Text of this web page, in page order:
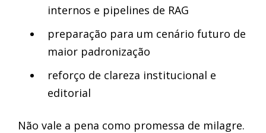
internos e pipelines de RAG
preparação para um cenário futuro de
maior padronização
reforço de clareza institucional e
editorial
Não vale a pena como promessa de milagre.